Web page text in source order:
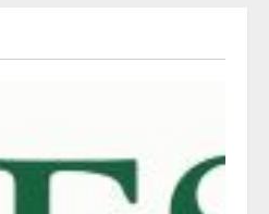
2026/08/06/